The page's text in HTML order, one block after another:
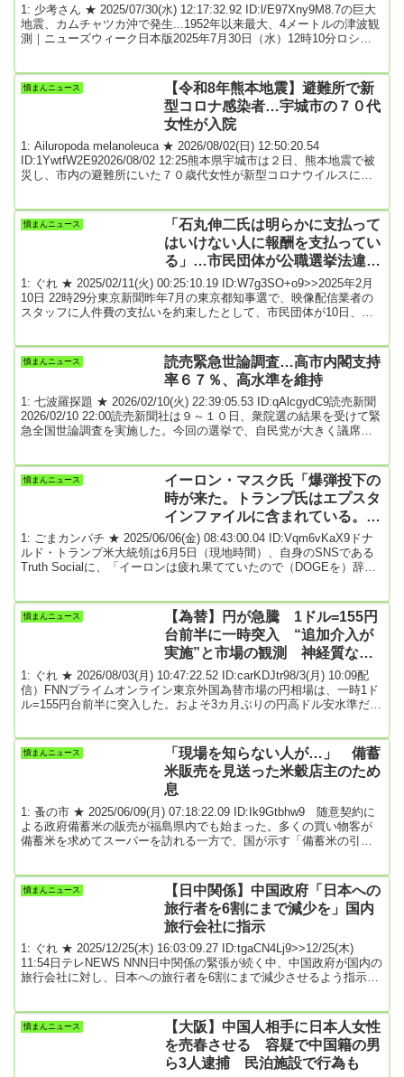
1: 少考さん ★ 2025/07/30(水) 12:17:32.92 ID:l/E97Xny9M8.7の巨大
地震、カムチャツカ沖で発生...1952年以来最大、4メートルの津波観
測｜ニューズウィーク日本版2025年7月30日（水）12時10分ロシ
津波が観測され、避難指示が出されたほか、建物に被害が出てい
る。ロシア科学アカデミー地球物理学サービスのカムチャツカ支部
憤まんニュース
【令和8年熊本地震】避難所で新
型コロナ感染者…宇城市の７０代
女性が入院
1: Ailuropoda melanoleuca ★ 2026/08/02(日) 12:50:20.54
ID:1YwtfW2E92026/08/02 12:25熊本県宇城市は２日、熊本地震で被
災し、市内の避難所にいた７０歳代女性が新型コロナウイルスに感
名無しどんぶらこ 2026/08/02(日) 12:50:56.35 ID:VFMrCSUM0国民
がコロナワクチン打...
憤まんニュース
「石丸伸二氏は明らかに支払って
はいけない人に報酬を支払ってい
る」…市民団体が公職選挙法違反
の疑いで告発
1: ぐれ ★ 2025/02/11(火) 00:25:10.19 ID:W7g3SO+o9>>2025年2月
10日 22時29分東京新聞昨年7月の東京都知事選で、映像配信業者の
スタッフに人件費の支払いを約束したとして、市民団体が10日、候
選、「キャンセル料」で97万円を支払ったか告発状によると、投開
票の2日前に開いた決起集会で、配信業者のスタッフ約10人に報酬約
憤まんニュース
読売緊急世論調査…高市内閣支持
率６７％、高水準を維持
1: 七波羅探題 ★ 2026/02/10(火) 22:39:05.53 ID:qAlcgydC9読売新聞
2026/02/10 22:00読売新聞社は９～１０日、衆院選の結果を受けて緊
急全国世論調査を実施した。今回の選挙で、自民党が大きく議席を
の党首に魅力がなかった」６４％を大きく上回った。以下、「野党
の選挙準備が不十分だった」５９％、「高市内閣の経済政策が評価
憤まんニュース
イーロン・マスク氏「爆弾投下の
時が来た。トランプ氏はエプスタ
インファイルに含まれている。だ
からあのリストは公開されな
い。」
1: ごまカンパチ ★ 2025/06/06(金) 08:43:00.04 ID:Vqm6vKaX9ドナ
ルド・トランプ米大統領は6月5日（現地時間）、自身のSNSである
Truth Socialに、「イーロンは疲れ果てていたので（DOGEを）辞任
氏の投稿「彼のEV規制」というのは、トランプ氏が打ち出した法案
に含まれるEV（電気自動車）の税額控除の削減を指す。これはマ...
憤まんニュース
【為替】円が急騰 1ドル=155円
台前半に一時突入 “追加介入が
実施”と市場の観測 神経質な値
動きから急上昇
1: ぐれ ★ 2026/08/03(月) 10:47:22.52 ID:carKDJtr98/3(月) 10:09配
信）FNNプライムオンライン東京外国為替市場の円相場は、一時1ド
ル=155円台前半に突入した。およそ3カ月ぶりの円高ドル安水準だ。
躊躇しない」と言及していて、市場では追加介入が行われたとの観
測が広がっている。続きは↓引用元: 2: 名無しどんぶらこ 2026...
憤まんニュース
「現場を知らない人が…」 備蓄
米販売を見送った米穀店主のため
息
1: 蚤の市 ★ 2025/06/09(月) 07:18:22.09 ID:Ik9Gtbhw9 随意契約に
よる政府備蓄米の販売が福島県内でも始まった。多くの買い物客が
備蓄米を求めてスーパーを訪れる一方で、国が示す「備蓄米の引き
思える」とやり場のない気持ちを吐露した。いわき市小名浜のスー
パー「マルトSC君ケ塚店」では6日、開店前から多くの買い物客が
列を作った。店が用意したのは、2...
憤まんニュース
【日中関係】中国政府「日本への
旅行者を6割にまで減少を」国内
旅行会社に指示
1: ぐれ ★ 2025/12/25(木) 16:03:09.27 ID:tgaCN4Lj9>>12/25(木)
11:54日テレNEWS NNN日中関係の緊張が続く中、中国政府が国内の
旅行会社に対し、日本への旅行者を6割にまで減少させるよう指示し
数の大手旅行会社の担当者を集め、日本行きの旅行者をこれまでの6
割にまで減らすように指示したということです。政府から指示が出
憤まんニュース
【大阪】中国人相手に日本人女性
を売春させる 容疑で中国籍の男
ら3人逮捕 民泊施設で行為も